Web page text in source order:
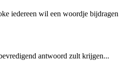
iedereen wil een woordje bijdragen
antwoord zult krijgen...